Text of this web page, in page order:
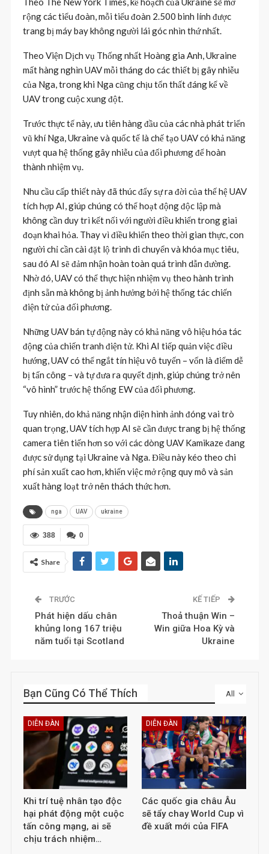
rộng các tiểu đoàn, mỗi tiểu đoàn 2.500 binh lính được
trang bị máy bay không người lái góc nhìn thứ nhất.
Theo Viện Dịch vụ Thống nhất Hoàng gia Anh, Ukraine
mất hàng nghìn UAV mỗi tháng do các thiết bị gây nhiễu
của Nga, trong khi Nga cũng chịu tổn thất đáng kể về
UAV trong cuộc xung đột.
Trước thực tế này, ưu tiên hàng đầu của các nhà phát triển
vũ khí Nga, Ukraine và quốc tế là chế tạo UAV có khả năng
vượt qua hệ thống gây nhiễu của đối phương để hoàn
thành nhiệm vụ.
Nhu cầu cấp thiết này đã thúc đẩy sự ra đời của thế hệ UAV
tích hợp AI, giúp chúng có thể hoạt động độc lập mà
không cần duy trì kết nối với người điều khiển trong giai
đoạn khai hỏa. Thay vì điều khiển theo thời gian thực, con
người chỉ cần cài đặt lộ trình di chuyển và khóa mục tiêu,
sau đó AI sẽ đảm nhận hoàn toàn quá trình dẫn đường.
Nhờ đó, UAV có thể thực hiện nhiệm vụ theo hành trình
định sẵn mà không bị ảnh hưởng bởi hệ thống tác chiến
điện tử của đối phương.
Những UAV bán tự động này có khả năng vô hiệu hóa tác
động của chiến tranh điện tử. Khi AI tiếp quản việc điều
hướng, UAV có thể ngắt tín hiệu vô tuyến – vốn là điểm dễ
bị tấn công – và tự đưa ra quyết định, giúp chúng trở nên
“vô hình” trước hệ thống EW của đối phương.
Tuy nhiên, do khả năng nhận diện hình ảnh đóng vai trò
quan trọng, UAV tích hợp AI sẽ cần được trang bị hệ thống
camera tiên tiến hơn so với các dòng UAV Kamikaze đang
được sử dụng tại Ukraine và Nga. Điều này kéo theo chi
phí sản xuất cao hơn, khiến việc mở rộng quy mô và sản
xuất hàng loạt trở nên thách thức hơn.
nga UAV ukraine
0
388
Share
TRƯỚC
Phát hiện dấu chân
khủng long 167 triệu
năm tuổi tại Scotland
KẾ TIẾP
Thoả thuận Win –
Win giữa Hoa Kỳ và
Ukraine
All
Bạn Cũng Có Thể Thích
DIỄN ĐÀN
Khi trí tuệ nhân tạo độc
hại phát động một cuộc
tấn công mạng, ai sẽ
chịu trách nhiệm…
DIỄN ĐÀN
Các quốc gia châu Âu
sẽ tẩy chay World Cup vì
đề xuất mới của FIFA